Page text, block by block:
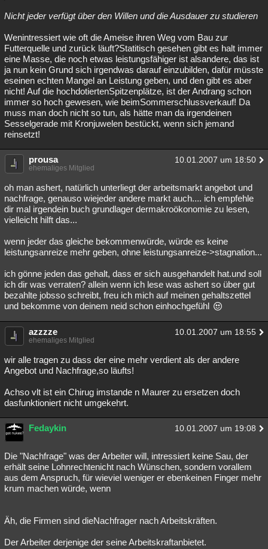
Nicht jeder verfügt über den Willen und die Ausdauer zu studieren
Wenintressiert wie oft die Ameise ihren Weg vom Bau zur
Futterquelle und zurück läuft?Statitisch gesehen gibt es halt immer
eine Masse, die noch etwas leistungsfähiger ist alsandere, das ist
ja nun kein Grund sich irgendwas darauf einzubilden, dafür müsste
eseinen echten Mangel an Leistung geben, und den gibt es aber
nicht! Auf die hochdotiertenSpitzenplätze, ist der Andrang schon
immer so hoch gewesen, wie beimSommerschlussverkauf! Da
muss man doch nicht so tun, als hätte man da irgendeinen
Sesselgerade mit Kronjuwelen bestückt, wenn sich jemand
reinsetzt!
prousa 10.01.2007 um 18:50
ehemaliges Mitglied
oh man ashert, natürlich unterliegt der arbeitsmarkt angebot und
nachfrage, genauso wiejeder andere markt auch.... ich empfehle
dir mal irgendein buch grundlager dermakroökonomie zu lesen,
vielleicht hilft das...
wenn jeder das gleiche bekommenwürde, würde es keine
leistungsanreize mehr geben, ohne leistungsanreize->stagnation...
ich gönne jeden das gehalt, dass er sich ausgehandelt hat.und soll
ich dir was verraten? allein wenn ich lese was ashert so über gut
bezahlte jobsso schreibt, freu ich mich auf meinen gehaltszettel
und bekomme von deinem neid schon einhochgefühl
azzzze 10.01.2007 um 18:55
ehemaliges Mitglied
wir alle tragen zu dass der eine mehr verdient als der andere
Angebot und Nachfrage,so läufts!
Achso vlt ist ein Chirug imstande n Maurer zu ersetzen doch
dasfunktioniert nicht umgekehrt.
Fedaykin 10.01.2007 um 19:08
Die "Nachfrage" was der Arbeiter will, intressiert keine Sau, der
erhält seine Lohnrechtenicht nach Wünschen, sondern vorallem
aus dem Anspruch, für wieviel weniger er ebenkeinen Finger mehr
krum machen würde, wenn
Äh, die Firmen sind dieNachfrager nach Arbeitskräften.
Der Arbeiter derjenige der seine Arbeitskraftanbietet.